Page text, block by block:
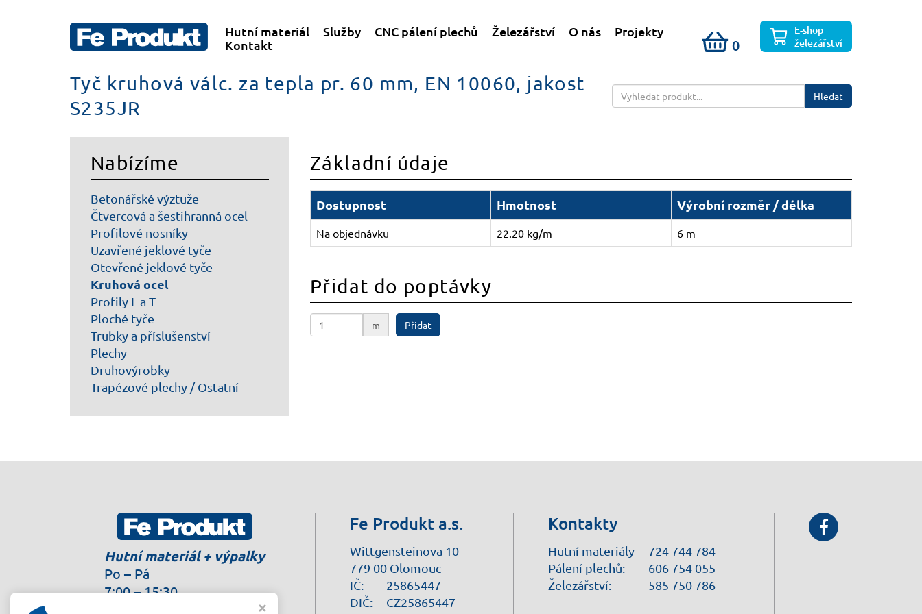
Hutní materiál Služby CNC pálení plechů Železářství O nás
Projekty
Kontakt
0
E-shop
železářství
Tyč kruhová válc. za tepla pr. 60 mm, EN 10060, jakost
S235JR
Hledat
Nabízíme
Betonářské výztuže
Čtvercová a šestihranná ocel
Profilové nosníky
Uzavřené jeklové tyče
Otevřené jeklové tyče
Kruhová ocel
Profily L a T
Ploché tyče
Trubky a příslušenství
Plechy
Druhovýrobky
Trapézové plechy / Ostatní
Základní údaje
Dostupnost Hmotnost Výrobní rozměr / délka
Na objednávku 22.20 kg/m 6 m
Přidat do poptávky
m Přidat
Hutní materiál + výpalky
Po – Pá
7:00 – 15:30
Fe Produkt a.s.
Wittgensteinova 10
779 00 Olomouc
IČ:
DIČ:
25865447
CZ25865447
Kontakty
Hutní materiály
Pálení plechů:
Železářství:
724 744 784
606 754 055
585 750 786